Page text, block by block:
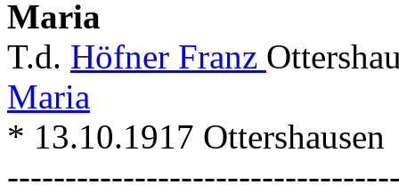
Maria
T.d. Höfner Franz
Maria
* 13.10.1917 Ottershausen